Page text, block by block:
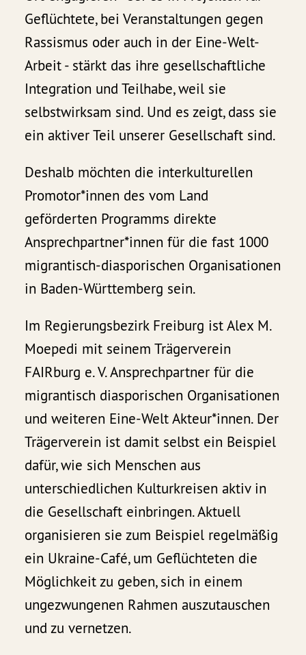
Geflüchtete, bei Veranstaltungen gegen
Rassismus oder auch in der Eine-Welt-
Arbeit - stärkt das ihre gesellschaftliche
Integration und Teilhabe, weil sie
selbstwirksam sind. Und es zeigt, dass sie
ein aktiver Teil unserer Gesellschaft sind.
Deshalb möchten die interkulturellen
Promotor*innen des vom Land
geförderten Programms direkte
Ansprechpartner*innen für die fast 1000
migrantisch-diasporischen Organisationen
in Baden-Württemberg sein.
Im Regierungsbezirk Freiburg ist Alex M.
Moepedi mit seinem Trägerverein
FAIRburg e. V. Ansprechpartner für die
migrantisch diasporischen Organisationen
und weiteren Eine-Welt Akteur*innen. Der
Trägerverein ist damit selbst ein Beispiel
dafür, wie sich Menschen aus
unterschiedlichen Kulturkreisen aktiv in
die Gesellschaft einbringen. Aktuell
organisieren sie zum Beispiel regelmäßig
ein Ukraine-Café, um Geflüchteten die
Möglichkeit zu geben, sich in einem
ungezwungenen Rahmen auszutauschen
und zu vernetzen.